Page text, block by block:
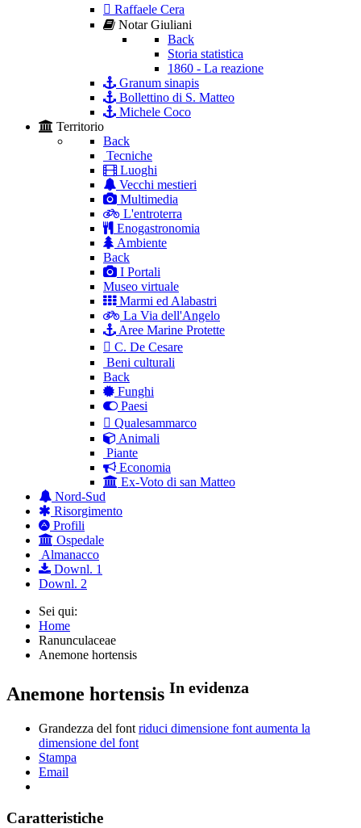
Raffaele Cera
Notar Giuliani
Back
Storia statistica
1860 - La reazione
Granum sinapis
Bollettino di S. Matteo
Michele Coco
Territorio
Back
Tecniche
Luoghi
Vecchi mestieri
Multimedia
L'entroterra
Enogastronomia
Ambiente
Back
I Portali
Museo virtuale
Marmi ed Alabastri
La Via dell'Angelo
Aree Marine Protette
C. De Cesare
Beni culturali
Back
Funghi
Paesi
Qualesammarco
Animali
Piante
Economia
Ex-Voto di san Matteo
Nord-Sud
Risorgimento
Profili
Ospedale
Almanacco
Downl. 1
Downl. 2
Sei qui:
Home
Ranunculaceae
Anemone hortensis
Anemone hortensis In evidenza
Grandezza del font riduci dimensione font aumenta la
dimensione del font
Stampa
Email
Caratteristiche